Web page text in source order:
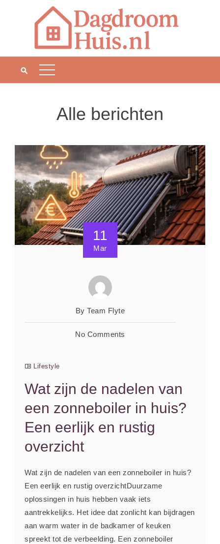
Alle berichten
11
Mar
By Team Flyte
No Comments
Lifestyle
Wat zijn de nadelen van
een zonneboiler in huis?
Een eerlijk en rustig
overzicht
Wat zijn de nadelen van een zonneboiler in huis?
Een eerlijk en rustig overzichtDuurzame
oplossingen in huis hebben vaak iets
aantrekkelijks. Het idee dat zonlicht kan bijdragen
aan warm water in de badkamer of keuken
spreekt tot de verbeelding. Een zonneboiler